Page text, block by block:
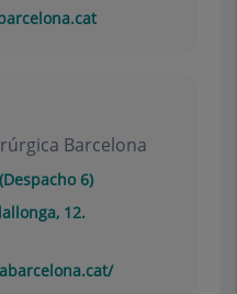
Barcelona
6)
12.